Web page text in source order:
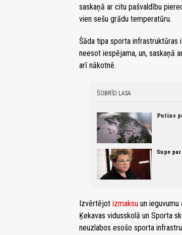
saskaņā ar citu pašvaldību
vien sešu grādu temperatūru.
Šāda tipa sporta infrastruktūras
neesot iespējama, un, saskaņā
arī nākotnē.
ŠOBRĪD LASA
Putins
Supe
Izvērtējot izmaksu un
Ķekavas vidusskolā un Sporta
neuzlabos esošo sporta